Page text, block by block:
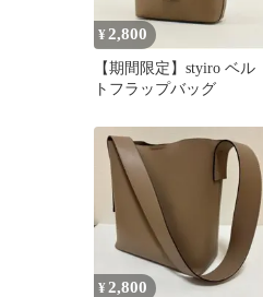
¥2,800
【期間限定】styiro ベル
トフラップバッグ
¥2,800